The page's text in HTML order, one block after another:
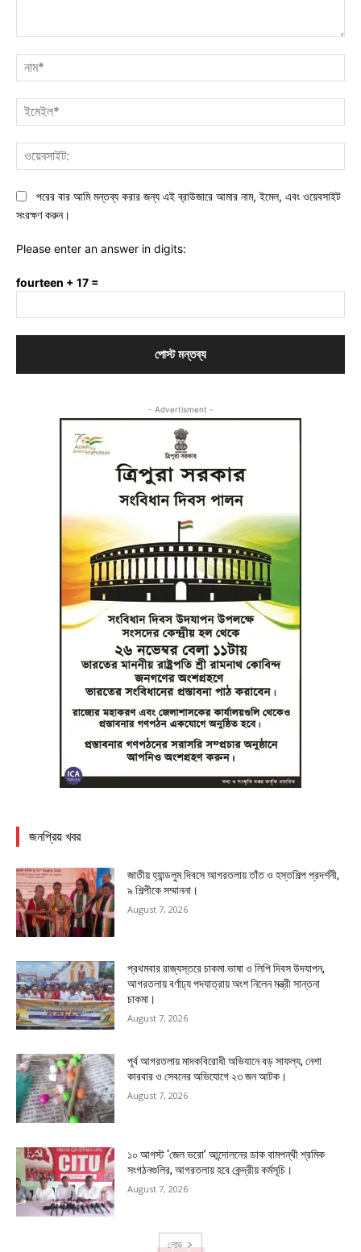
পরের বার আমি মন্তব্য করার জন্য এই ব্রাউজারে আমার নাম, ইমেল, এবং ওয়েবসাইট
সংরক্ষণ করুন।
Please enter an answer in digits:
fourteen + 17 =
- Advertisment -
জনপ্রিয় খবর
জাতীয় হ্যান্ডলুম দিবসে আগরতলায় তাঁত ও হস্তশিল্প প্রদর্শনী,
৯ শিল্পীকে সম্মাননা।
August 7, 2026
প্রথমবার রাজ্যস্তরে চাকমা ভাষা ও লিপি দিবস উদযাপন,
আগরতলায় বর্ণাঢ্য পদযাত্রায় অংশ নিলেন মন্ত্রী সান্তনা
চাকমা।
August 7, 2026
পূর্ব আগরতলায় মাদকবিরোধী অভিযানে বড় সাফল্য, নেশা
কারবার ও সেবনের অভিযোগে ২৩ জন আটক।
August 7, 2026
১০ আগস্ট ‘জেল ভরো’ আন্দোলনের ডাক বামপন্থী শ্রমিক
সংগঠনগুলির, আগরতলায় হবে কেন্দ্রীয় কর্মসূচি।
August 7, 2026
লোড